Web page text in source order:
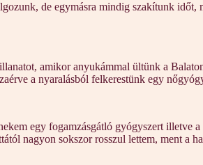
de egymásra mindig szakítunk időt,
amikor anyukámmal ültünk a
a nyaralásból felkerestünk egy
egy fogamzásgátló gyógyszert illetve
nagyon sokszor rosszul lettem, ment a